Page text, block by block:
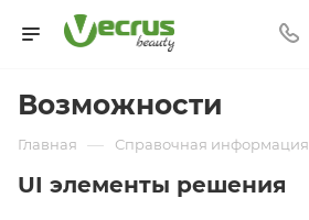
Возможности
Главная — Справочная информация
UI элементы решения